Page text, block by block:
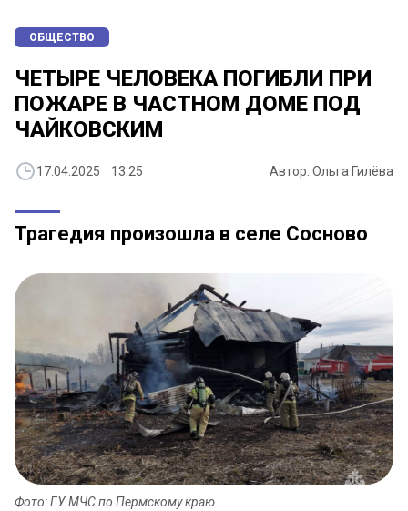
ОБЩЕСТВО
ЧЕТЫРЕ ЧЕЛОВЕКА ПОГИБЛИ ПРИ
ПОЖАРЕ В ЧАСТНОМ ДОМЕ ПОД
ЧАЙКОВСКИМ
17.04.2025 13:25 Автор: Ольга Гилёва
Трагедия произошла в селе Сосново
Фото: ГУ МЧС по Пермскому краю